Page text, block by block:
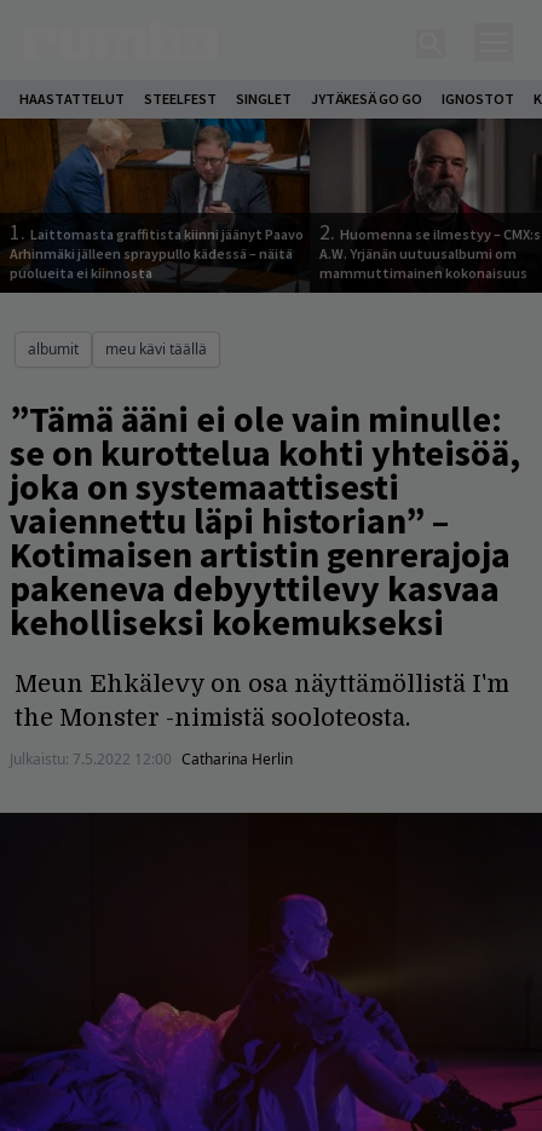
HAASTATTELUT STEELFEST SINGLET JYTÄKESÄ GO GO IGNOSTOT
1. Laittomasta graffitista kiinni jäänyt Paavo
Arhinmäki jälleen spraypullo kädessä – näitä
puolueita ei kiinnosta
2. Huomenna se ilmestyy –
A.W. Yrjänän uutuusalbumi om
mammuttimainen kokonaisuus
albumit meu kävi täällä
”Tämä ääni ei ole vain minulle:
se on kurottelua kohti yhteisöä,
joka on systemaattisesti
vaiennettu läpi historian” –
Kotimaisen artistin genrerajoja
pakeneva debyyttilevy kasvaa
keholliseksi kokemukseksi
Meun Ehkälevy on osa näyttämöllistä I'm
the Monster -nimistä sooloteosta.
Julkaistu: 7.5.2022 12:00 Catharina Herlin